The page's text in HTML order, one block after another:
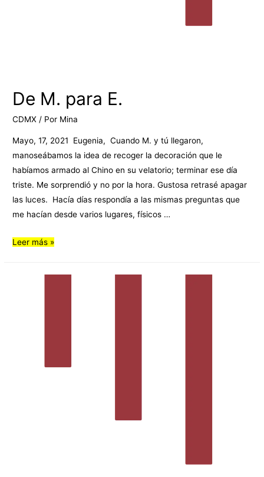
De M. para E.
CDMX / Por Mina
Mayo, 17, 2021 Eugenia, Cuando M. y tú llegaron,
manoseábamos la idea de recoger la decoración que le
habíamos armado al Chino en su velatorio; terminar ese día
triste. Me sorprendió y no por la hora. Gustosa retrasé apagar
las luces. Hacía días respondía a las mismas preguntas que
me hacían desde varios lugares, físicos …
Leer más »